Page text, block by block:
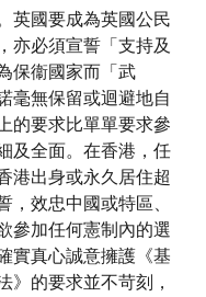
英國要成為英國公民
亦必須宣誓「支持及
保衞國家而「武
毫無保留或迴避地自
的要求比單單要求參
及全面。在香港，任
港出身或永久居住超
，效忠中國或特區、
參加任何憲制內的選
實真心誠意擁護《基
》的要求並不苛刻，